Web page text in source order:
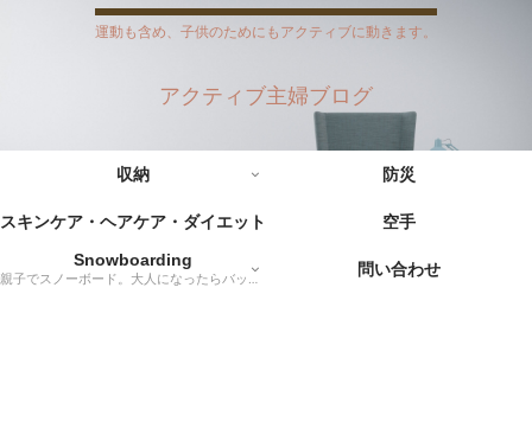
運動も含め、子供のためにもアクティブに動きます。
アクティブ主婦ブログ
収納 防災
スキンケア・ヘアケア・ダイエット
空手
Snowboarding
親子でスノーボード。大人になったらバックカントリーに挑戦だー！ 問い合わせ